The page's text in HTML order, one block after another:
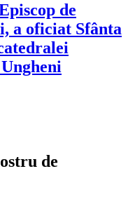
de
a oficiat Sfânta
de